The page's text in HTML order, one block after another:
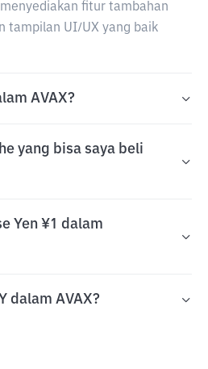
fitur tambahan
tampilan UI/UX yang baik
AVAX?
yang bisa saya beli
Yen ¥1 dalam
dalam AVAX?